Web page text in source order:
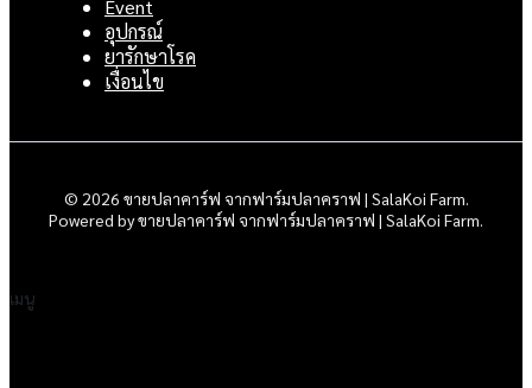
Event
อุปกรณ์
ยารักษาโรค
เงื่อนไข
© 2026 ขายปลาคาร์ฟ จากฟาร์มปลาคราฟ | SalaKoi Farm.
Powered by ขายปลาคาร์ฟ จากฟาร์มปลาคราฟ | SalaKoi Farm.
เมนู